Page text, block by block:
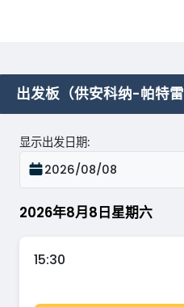
出发板（供安科纳-帕特雷
2026年8月8日星期六
显示出发日期:
2026/08/08
15:30